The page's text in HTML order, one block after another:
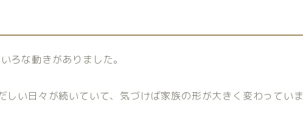
ろな動きがありました。
しい日々が続いていて、気づけば家族の形が大きく変わっていま